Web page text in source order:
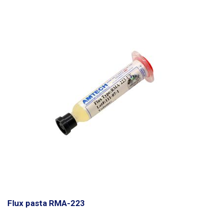
Flux pasta RMA-223